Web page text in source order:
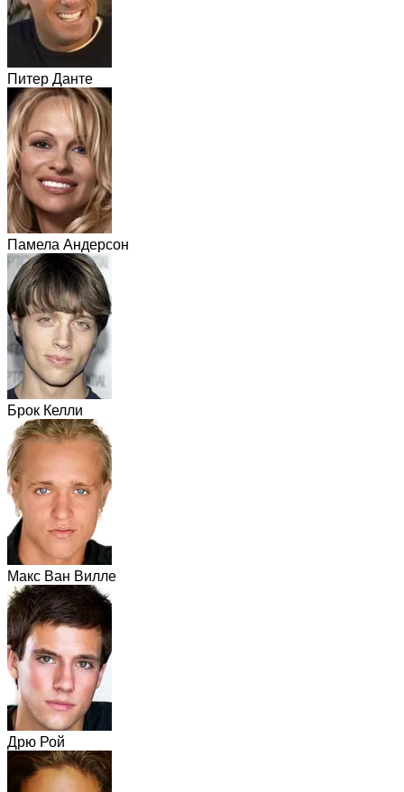
Питер Данте
Памела Андерсон
Брок Келли
Макс Ван Вилле
Дрю Рой